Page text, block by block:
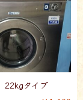
22kgタイプ